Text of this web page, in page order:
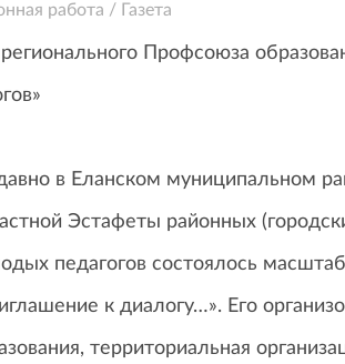
работа / Газета
Профсоюза
в Еланском муниципальном
Эстафеты районных
педагогов состоялось
к диалогу…». Его
территориальная